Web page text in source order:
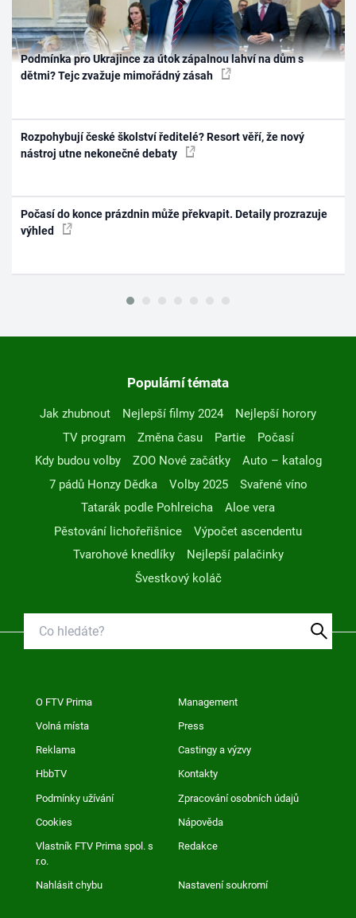
Podmínka pro Ukrajince za útok zápalnou lahví na dům s
dětmi? Tejc zvažuje mimořádný zásah
Rozpohybují české školství ředitelé? Resort věří, že nový
nástroj utne nekonečné debaty
Počasí do konce prázdnin může překvapit. Detaily prozrazuje
výhled
Populární témata
Jak zhubnout Nejlepší filmy 2024
Nejlepší horory
TV program
Změna času Partie
Počasí
Kdy budou volby
ZOO Nové začátky
Auto – katalog
7 pádů Honzy Dědka
Volby 2025
Svařené víno
Tatarák podle Pohlreicha
Aloe vera
Pěstování lichořeřišnice
Výpočet ascendentu
Tvarohové knedlíky
Nejlepší palačinky
Švestkový koláč
O FTV Prima Management
Volná místa Press
Reklama Castingy a výzvy
HbbTV Kontakty
Podmínky užívání Zpracování osobních údajů
Cookies Nápověda
Vlastník FTV Prima spol. s
r.o.
Redakce
Nahlásit chybu Nastavení soukromí